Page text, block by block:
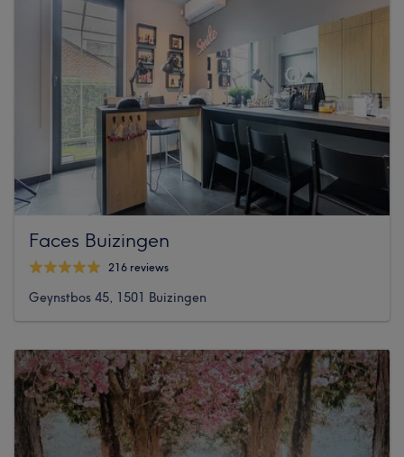
Faces Buizingen
216 reviews
Geynstbos 45, 1501 Buizingen